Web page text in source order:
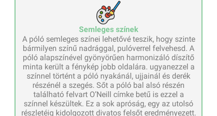
Semleges színek
A póló semleges színei lehetővé teszik, hogy szinte
bármilyen színű nadrággal, pulóverrel felvehesd. A
póló alapszínével gyönyörűen harmonizáló díszítő
minta került a fénykép jobb oldalára. ugyanezzel a
színnel történt a póló nyakánál, ujjainál és derék
részénél a szegés. Sőt a póló bal alsó részén
található felvart O’Neill címke betű is ezzel a
színnel készültek. Ez a sok apróság, egy az utolsó
részletéig kidolgozott divatos felsőt eredményezett.